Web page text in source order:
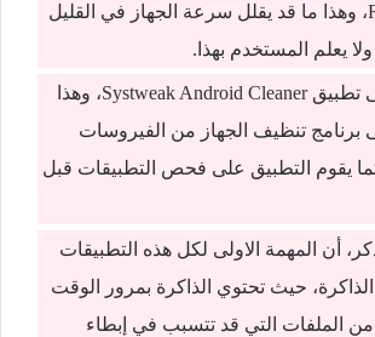
Recycle Bin، وهذا ما قد يقلل سرعة الجهاز في القليل
يعلم المستخدم بهذا.
بالإضافة إلى تطبيق Systweak Android Cleaner، وهذا
برنامج تنظيف الجهاز من الفيروسات
يقوم التطبيق على فحص التطبيقات قبل
أن المهمة الاولى لكل هذه التطبيقات
حيث تحتوي الذاكرة بمرور الوقت
من الملفات التي قد تتسبب في إبطاء